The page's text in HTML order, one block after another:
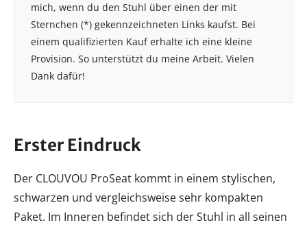
mich, wenn du den Stuhl über einen der mit
Sternchen (*) gekennzeichneten Links kaufst. Bei
einem qualifizierten Kauf erhalte ich eine kleine
Provision. So unterstützt du meine Arbeit. Vielen
Dank dafür!
Erster Eindruck
Der CLOUVOU ProSeat kommt in einem stylischen,
schwarzen und vergleichsweise sehr kompakten
Paket. Im Inneren befindet sich der Stuhl in all seinen